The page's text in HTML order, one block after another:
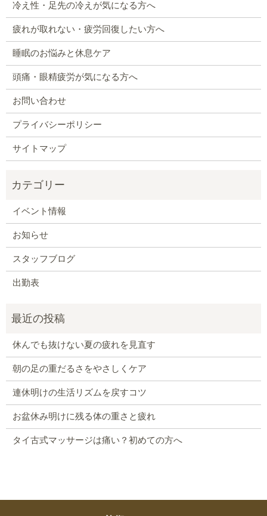
冷え性・足先の冷えが気になる方へ
疲れが取れない・疲労回復したい方へ
睡眠のお悩みと休息ケア
頭痛・眼精疲労が気になる方へ
お問い合わせ
プライバシーポリシー
サイトマップ
イベント情報
お知らせ
スタッフブログ
出勤表
休んでも抜けない夏の疲れを見直す
朝の足の重だるさをやさしくケア
連休明けの生活リズムを戻すコツ
お盆休み明けに残る体の重さと疲れ
タイ古式マッサージは痛い？初めての方へ